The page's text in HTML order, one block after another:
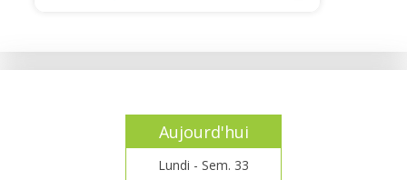
Aujourd'hui
Lundi - Sem. 33